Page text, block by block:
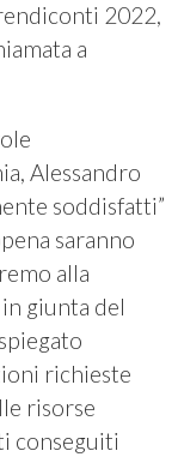
2022,
a
Alessandro
soddisfatti”
saranno
alla
giunta del
richieste
risorse
conseguiti